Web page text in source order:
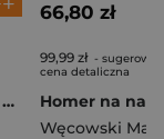
Pierogi z kimchi. Moje ulubione azjatyckie przepisy
66,80 zł
99,99 zł -
cena detaliczna
Węcowski